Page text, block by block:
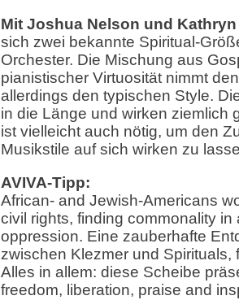
Mit Joshua Nelson und Kathryn
sich zwei bekannte Spiritual-
Orchester. Die Mischung aus
pianistischer Virtuosität nimmt
allerdings den typischen Style.
in die Länge und wirken ziemlich
ist vielleicht auch nötig, um den
Musikstile auf sich wirken zu
AVIVA-Tipp:
African- and Jewish-Americans
civil rights, finding commonality in
oppression. Eine zauberhafte
zwischen Klezmer und Spirituals,
Alles in allem: diese Scheibe
freedom, liberation, praise and